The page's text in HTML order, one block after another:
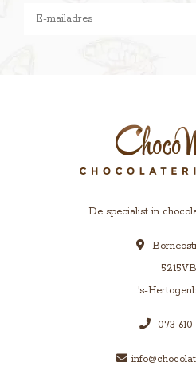
De specialist in
5215VB
's-
073 610